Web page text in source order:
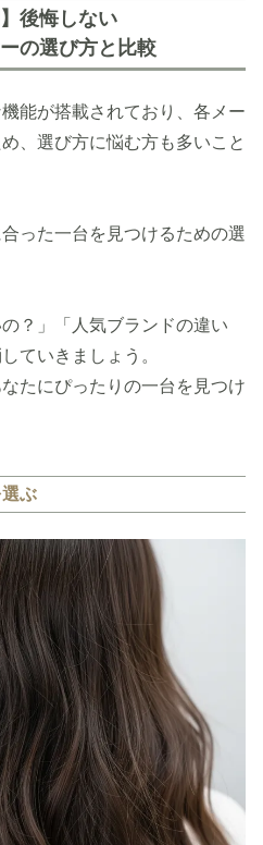
】後悔しない
の選び方と比較
能が搭載されており、各メー
、選び方に悩む方も多いこと
った一台を見つけるための選
？」「人気ブランドの違い
ていきましょう。
たにぴったりの一台を見つけ
ぶ